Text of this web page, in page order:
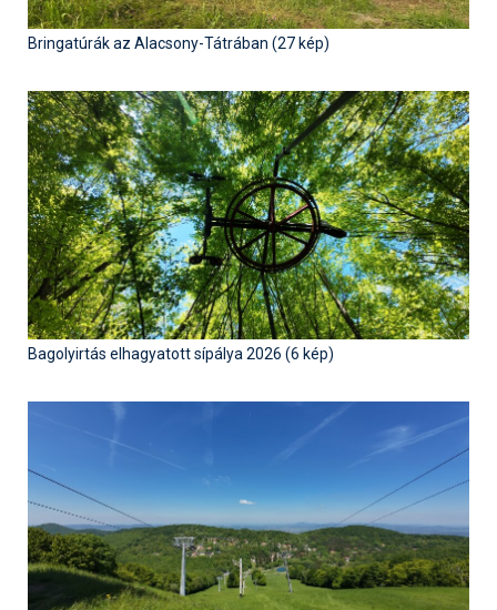
Szótárak
Téli sportok
Termékajánló
Történelem
Túrasí
Utasbiztosítás
Utazási tippek
Bringatúrák az Alacsony-Tátrában (27 kép)
Bagolyirtás elhagyatott sípálya 2026 (6 kép)